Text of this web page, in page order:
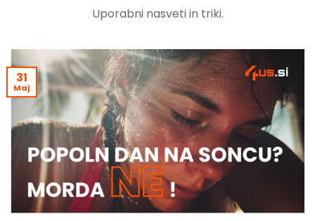
Uporabni nasveti in triki.
31
Maj